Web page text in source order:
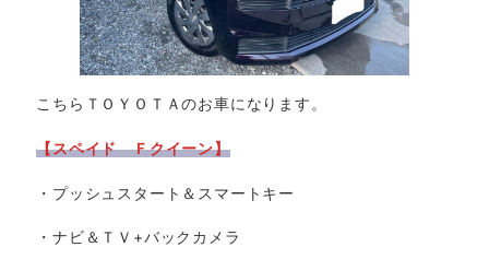
こちらＴＯＹＯＴＡのお車になります。
【スペイド Ｆクイーン】
・プッシュスタート＆スマートキー
・ナビ＆ＴＶ+バックカメラ